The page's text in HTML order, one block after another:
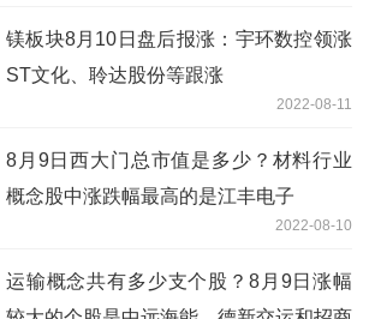
镁板块8月10日盘后报涨：宇环数控领涨
ST文化、聆达股份等跟涨
2022-08-11
8月9日西大门总市值是多少？材料行业
概念股中涨跌幅最高的是江丰电子
2022-08-10
运输概念共有多少支个股？8月9日涨幅